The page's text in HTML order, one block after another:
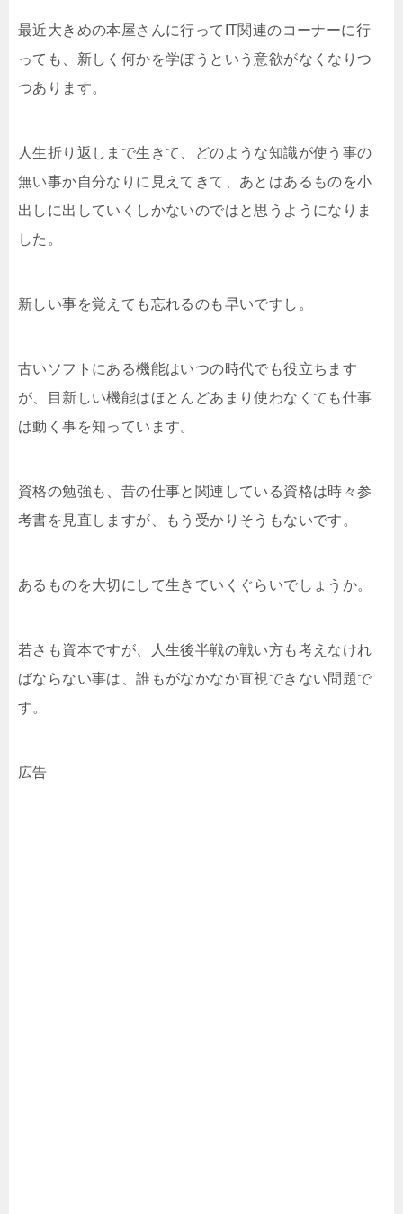
最近大きめの本屋さんに行ってIT関連のコーナーに行
っても、新しく何かを学ぼうという意欲がなくなりつ
つあります。
人生折り返しまで生きて、どのような知識が使う事の
無い事か自分なりに見えてきて、あとはあるものを小
出しに出していくしかないのではと思うようになりま
した。
新しい事を覚えても忘れるのも早いですし。
古いソフトにある機能はいつの時代でも役立ちます
が、目新しい機能はほとんどあまり使わなくても仕事
は動く事を知っています。
資格の勉強も、昔の仕事と関連している資格は時々参
考書を見直しますが、もう受かりそうもないです。
あるものを大切にして生きていくぐらいでしょうか。
若さも資本ですが、人生後半戦の戦い方も考えなけれ
ばならない事は、誰もがなかなか直視できない問題で
す。
広告